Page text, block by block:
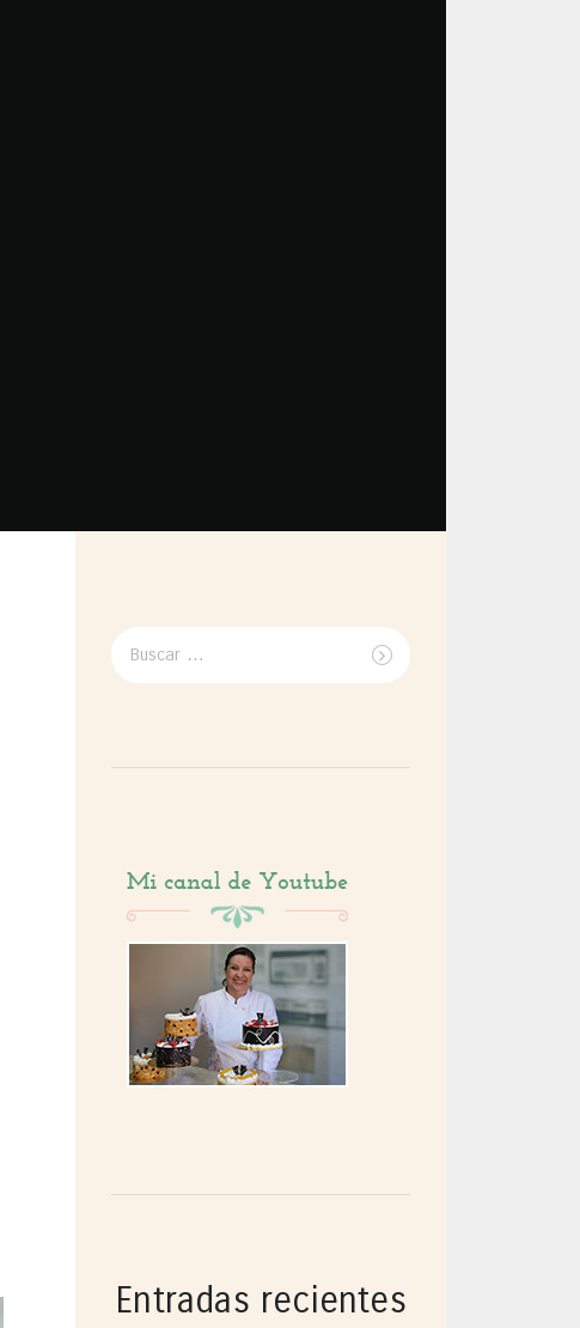
Buscar
por:
Entradas recientes